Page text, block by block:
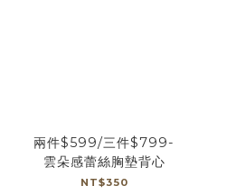
兩件$599/三件$799-
雲朵感蕾絲胸墊背心
NT$350